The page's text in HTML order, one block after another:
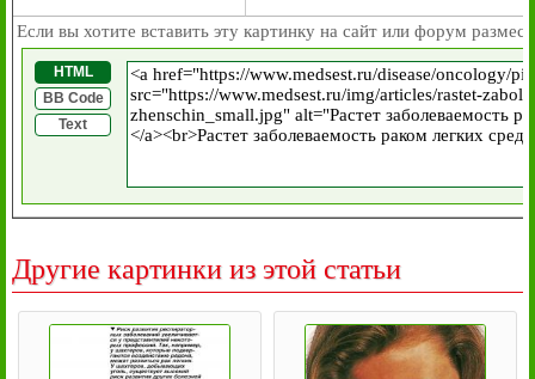
Если вы хотите вставить эту картинку на сайт или форум
HTML
BB Code
Text
Другие картинки из этой статьи